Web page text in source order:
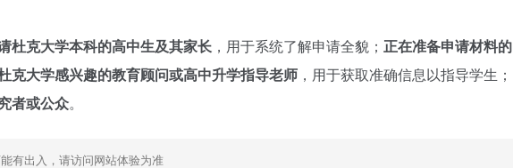
杜克大学本科的高中生及其家长 ，用于系统了解申请全貌； 正在准备申请材料的
克大学感兴趣的教育顾问或高中升学指导老师 ，用于获取准确信息以指导学生；
者或公众。
有出入，请访问网站体验为准